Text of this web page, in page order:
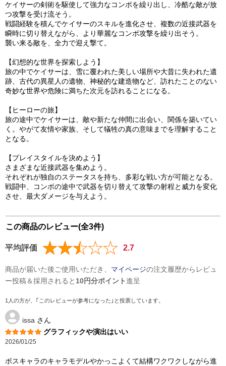
ケイサーの剣術を駆使して強力なコンボを繰り出し、冷酷な敵が放
つ攻撃を受け流そう。
戦闘経験を積んでケイサーのスキルを進化させ、複数の近接武器を
瞬時に切り替えながら、より華麗なコンボ攻撃を繰り出そう。
襲い来る敵を、全力で迎え撃て。
【幻想的な世界を探索しよう】
旅の中でケイサーは、雪に覆われた美しい場所や大昔に失われた遺
跡、古代の異星人の遺物、神秘的な建造物など、訪れたことのない
奇妙な世界や危険に満ちた次元を訪れることになる。
【ヒーローの旅】
旅の途中でケイサーは、敵や新たな仲間に出会い、関係を築いてい
く。やがて友情や家族、そして犠牲の真の意味までを理解すること
となる。
【プレイスタイルを決めよう】
さまざまな近接武器を集めよう。
それぞれが独自のステータスを持ち、多彩な戦い方が可能となる。
戦闘中、コンボの途中で武器を切り替えて攻撃の射程と威力を変化
させ、最大ダメージを与えよう。
この商品のレビュー(全3件)
平均評価 2.7
商品が届いた後ご使用いただき、 マイページの注文履歴からレビュ
ー投稿＆採用されると 10円分ポイント進呈
1人の方が、｢このレビューが参考になった｣と投票しています。
issa さん
グラフィックや演出はいい
2026/01/25
ボスキャラのキャラモデルやかっこよくて結構ワクワクしながら進